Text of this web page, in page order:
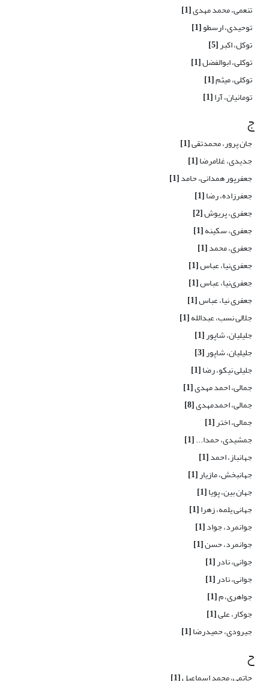
تنعمی، محمد مهدی[1]
توحیدی، ارسطو[1]
توکل، اکبر[5]
توکلی، ابوالفضل[1]
توکلی، میثم[1]
تومانیان، آرا[1]
ج
جان پرور، محمدتقی[1]
جدیدی، غلامرضا[1]
جعفرپور همدانی، حامد[1]
جعفرزاده، رضا[1]
جعفری، پریوش[2]
جعفری، سکینه[1]
جعفری، محمد[1]
جعفری‌نیا، عباس[1]
جعفری‌نیا، عباس[1]
جعفری نیا، عباس[1]
جلالی نسب، عبدالله[1]
جلیلیان، ‌شاپور[1]
جلیلیان، شاپور[3]
جلیلی نیکو، رضا[1]
جمالی، احمد مهدی[1]
جمالی، احمدمهدی[8]
جمالی، اختر[1]
جمشیدی، حمدا...[1]
جهانباز، احمد[1]
جهانبخش، مازیار[1]
جهان بین، پویا[1]
جهانی یلمه، زهرا[1]
جوانمرد، جواد[1]
جوانمرد، حسن[1]
جوانی، نادر[1]
جوانی، نادر[1]
جواهری، م[1]
جوکار، علی[1]
جیرودی، حمیدرضا[1]
ح